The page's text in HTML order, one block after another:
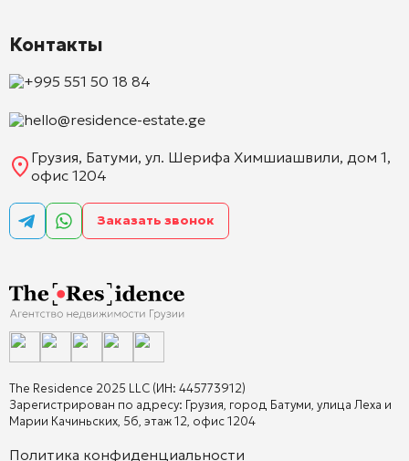
The Residence 2025 LLC (ИН: 445773912)
Зарегистрирован по адресу: Грузия, город Батуми, улица Леха и
Марии Качиньских, 5б, этаж 12, офис 1204
Политика конфиденциальности
Контакты
+995 551 50 18 84
hello@residence-estate.ge
Грузия, Батуми, ул. Шерифа Химшиашвили, дом 1,
офис 1204
Заказать звонок